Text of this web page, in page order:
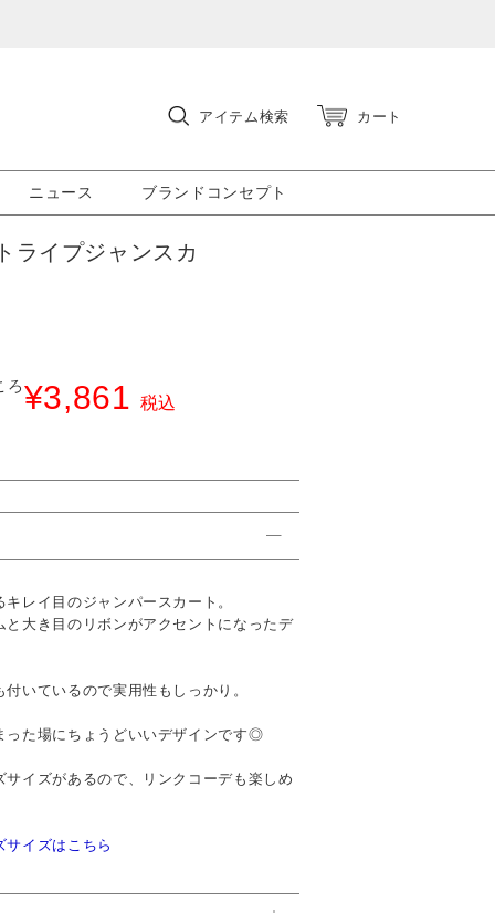
アイテム検索 カート
ニュース ブランドコンセプト
ライプジャンスカ
ろ¥3,861 税込
レイ目のジャンパースカート。
と大き目のリボンがアクセントになったデ
いているので実用性もしっかり。
った場にちょうどいいデザインです◎
サイズがあるので、リンクコーデも楽しめ
サイズはこちら